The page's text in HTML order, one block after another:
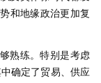
和地缘政治更加复
熟练。特别是考虑
确定了贸易、供应